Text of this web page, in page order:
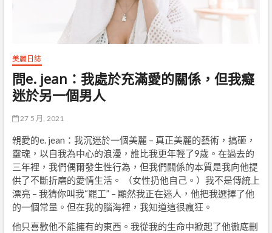
美麗日誌
問e. jean：我處於充滿愛的關係，但我癡
迷於另一個男人
27 5 月, 2021
親愛的e. jean：我沉迷於一個美麗 – 真正美麗的藝術，搞砸，
靈魂，以自我為中心的浪漫，誰比我更年輕了9歲。在過去的
三年裡，我們偶爾發生性行為，但我們關係的本質是我向他提
供了不斷折磨的愛情生活。 （女性扔他自己。）我不是傳統上
漂亮 – 我猜你叫我“罷工” – 顯然我正在迷人，他把我選擇了他​​
的一個常量。但在我的腦海裡，我知道這很瘋狂。
他只喜歡他不能擁有的東西。我從我的生命中掀起了他徹底刪